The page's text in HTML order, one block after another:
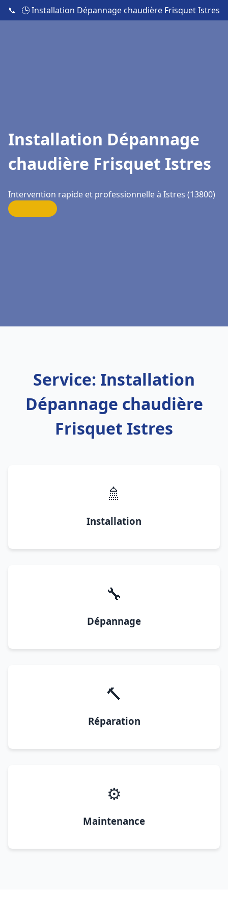
📞 🕒 Installation Dépannage chaudière Frisquet Istres
Installation Dépannage
chaudière Frisquet Istres
Intervention rapide et professionnelle à Istres (13800)
Service: Installation
Dépannage chaudière
Frisquet Istres
🚿
Installation
🔧
Dépannage
🔨
Réparation
⚙️
Maintenance